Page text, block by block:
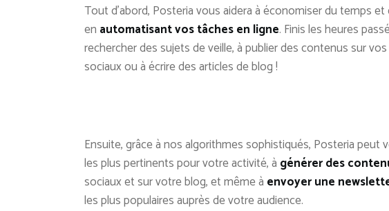
Tout d’abord, Posteria vous aidera à économiser du temps et
en automatisant vos tâches en ligne. Finis les heures
rechercher des sujets de veille, à publier des contenus sur
sociaux ou à écrire des articles de blog !
Ensuite, grâce à nos algorithmes sophistiqués, Posteria peut
les plus pertinents pour votre activité, à générer des
sociaux et sur votre blog, et même à envoyer une
les plus populaires auprès de votre audience.